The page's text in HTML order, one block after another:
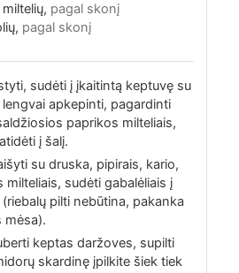
pagal skonį
pagal skonį
sudėti į įkaitintą keptuvę su
lengvai apkepinti, pagardinti
paprikos milteliais,
į šalį.
su druska, pipirais, kario,
milteliais, sudėti gabalėliais į
pilti nebūtina, pakanka
mėsa).
keptas daržoves, supilti
skardinę įpilkite šiek tiek